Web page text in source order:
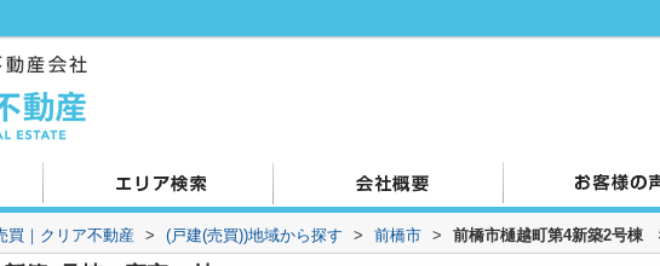
買｜クリア不動産 > (戸建(売買))地域から探す > 前橋市 > 前橋市樋越町第4新築2号棟